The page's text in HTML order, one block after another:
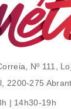
Nº 111,
2200-275
| 14h30-19h